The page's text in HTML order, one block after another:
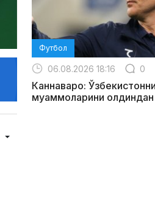
Футбол
06.08.2026 18:16 0
Каннаваро:
муаммоларини олдиндан